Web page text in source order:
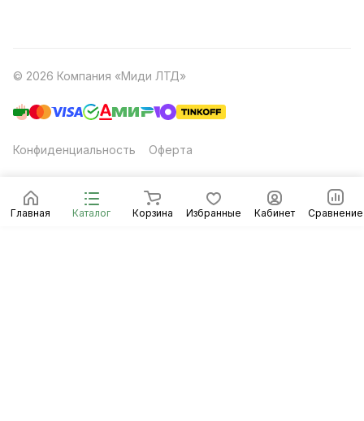
Главная Каталог Корзина Избранные Кабинет Сравнение
© 2026 Компания «Миди ЛТД»
Конфиденциальность Оферта